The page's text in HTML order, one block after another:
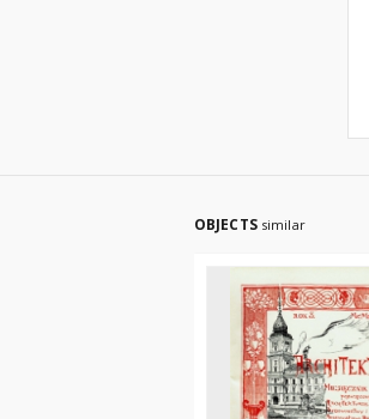
OBJECTS similar